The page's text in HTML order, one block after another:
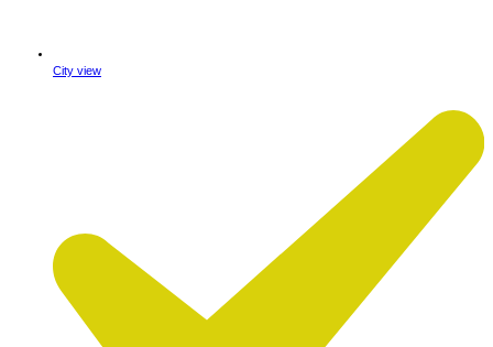
City view